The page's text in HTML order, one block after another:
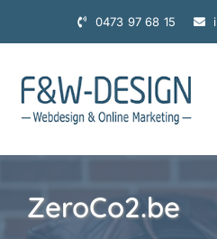
naar
0473 97 68 15
ZeroCo2.be